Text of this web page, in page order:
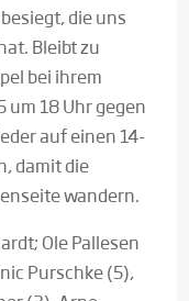
die uns
Bleibt zu
bei ihrem
um 18 Uhr gegen
auf einen 14-
damit die
wandern.
Ole Pallesen
Purschke (5),